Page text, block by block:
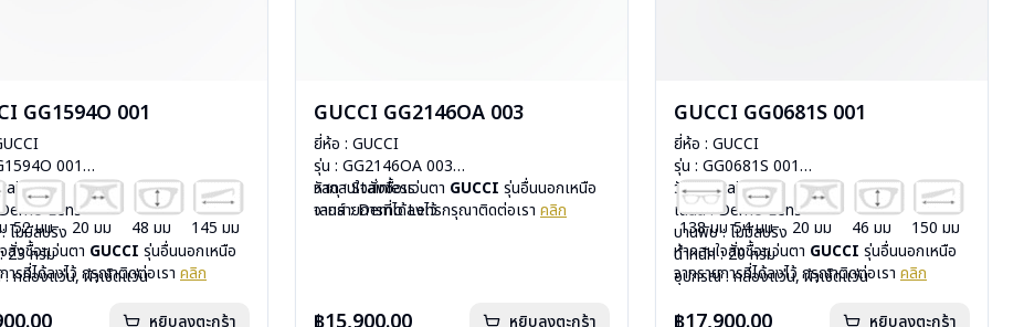
GG1594O 001
001
Lens
ไม่มีสปริง
23 กรัม
กล่องแว่น, ผ้าเช็ดแว่น
52 มม 20 มม 48 มม
145 มม
สั่งชื้อแว่นตา GUCCI รุ่นอื่นนอกเหนือ
ารที่ได้ลงไว้ กรุณาติดต่อเรา คลิก
หยิบลงตะกร้า
GUCCI GG2146OA 003
ยี่ห้อ : GUCCI
รุ่น : GG2146OA 003
วัสดุ : Stainless
เลนส์ : Demo Lens
หากสนใจสั่งชื้อแว่นตา GUCCI รุ่นอื่นนอกเหนือ
จากรายการที่ได้ลงไว้ กรุณาติดต่อเรา คลิก
หยิบลงตะกร้า
GUCCI GG0681S 001
ยี่ห้อ : GUCCI
รุ่น : GG0681S 001
วัสดุ : Stainless
เลนส์ : Demo Lens
บานพับ : ไม่มีสปริง
น้ำหนัก : 20 กรัม
อุปกรณ์ : กล่องแว่น, ผ้าเช็ดแว่น
138 มม 54 มม 20 มม 46 มม
150 มม
หากสนใจสั่งชื้อแว่นตา GUCCI รุ่นอื่นนอกเหนือ
จากรายการที่ได้ลงไว้ กรุณาติดต่อเรา คลิก
หยิบลงตะกร้า